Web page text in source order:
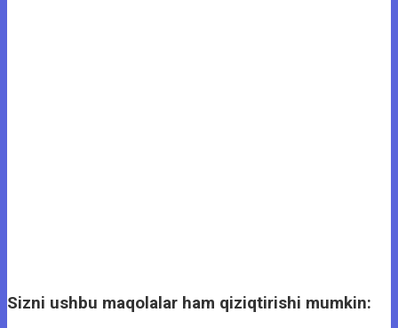
Sizni ushbu maqolalar ham qiziqtirishi mumkin: